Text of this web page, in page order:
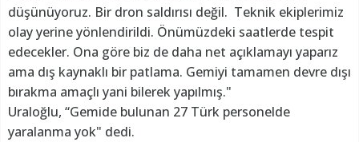
düşünüyoruz. Bir dron saldırısı değil. Teknik ekiplerimiz
olay yerine yönlendirildi. Önümüzdeki saatlerde tespit
edecekler. Ona göre biz de daha net açıklamayı yaparız
ama dış kaynaklı bir patlama. Gemiyi tamamen devre dışı
bırakma amaçlı yani bilerek yapılmış."
Uraloğlu, “Gemide bulunan 27 Türk personelde
yaralanma yok" dedi.